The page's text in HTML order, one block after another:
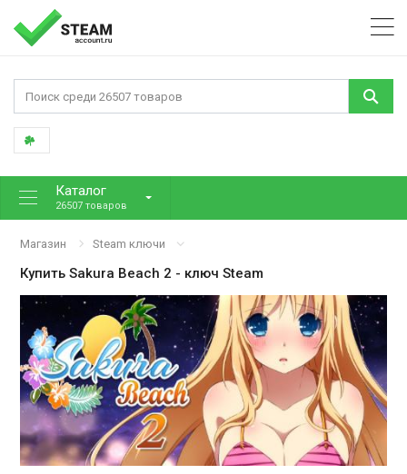
Каталог
26507 товаров
Магазин Steam ключи
КупитьSakura Beach 2 - ключ Steam